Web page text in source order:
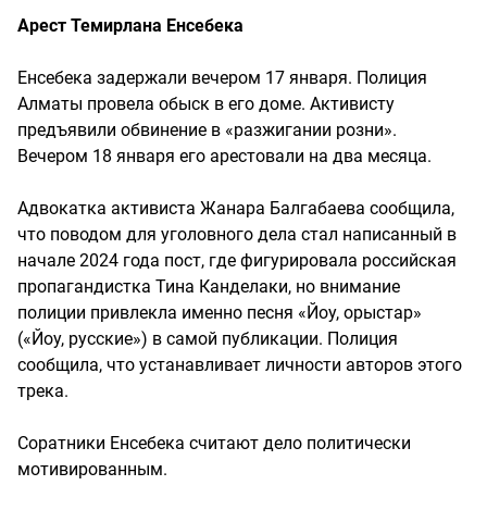
Арест Темирлана Енсебека
Енсебека задержали вечером 17 января. Полиция
Алматы провела обыск в его доме. Активисту
предъявили обвинение в «разжигании розни».
Вечером 18 января его арестовали на два месяца.
Адвокатка активиста Жанара Балгабаева сообщила,
что поводом для уголовного дела стал написанный в
начале 2024 года пост, где фигурировала российская
пропагандистка Тина Канделаки, но внимание
полиции привлекла именно песня «Йоу, орыстар»
(«Йоу, русские») в самой публикации. Полиция
сообщила, что устанавливает личности авторов этого
трека.
Соратники Енсебека считают дело политически
мотивированным.